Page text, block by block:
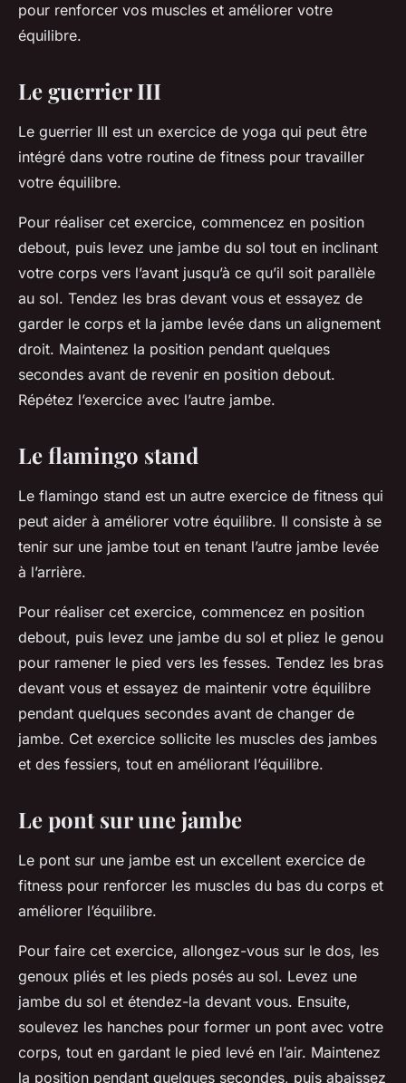
pour renforcer vos muscles et améliorer votre
équilibre.
Le guerrier III
Le guerrier III est un exercice de yoga qui peut être
intégré dans votre routine de fitness pour travailler
votre équilibre.
Pour réaliser cet exercice, commencez en position
debout, puis levez une jambe du sol tout en inclinant
votre corps vers l’avant jusqu’à ce qu’il soit parallèle
au sol. Tendez les bras devant vous et essayez de
garder le corps et la jambe levée dans un alignement
droit. Maintenez la position pendant quelques
secondes avant de revenir en position debout.
Répétez l’exercice avec l’autre jambe.
Le flamingo stand
Le flamingo stand est un autre exercice de fitness qui
peut aider à améliorer votre équilibre. Il consiste à se
tenir sur une jambe tout en tenant l’autre jambe levée
à l’arrière.
Pour réaliser cet exercice, commencez en position
debout, puis levez une jambe du sol et pliez le genou
pour ramener le pied vers les fesses. Tendez les bras
devant vous et essayez de maintenir votre équilibre
pendant quelques secondes avant de changer de
jambe. Cet exercice sollicite les muscles des jambes
et des fessiers, tout en améliorant l’équilibre.
Le pont sur une jambe
Le pont sur une jambe est un excellent exercice de
fitness pour renforcer les muscles du bas du corps et
améliorer l’équilibre.
Pour faire cet exercice, allongez-vous sur le dos, les
genoux pliés et les pieds posés au sol. Levez une
jambe du sol et étendez-la devant vous. Ensuite,
soulevez les hanches pour former un pont avec votre
corps, tout en gardant le pied levé en l’air. Maintenez
la position pendant quelques secondes, puis abaissez